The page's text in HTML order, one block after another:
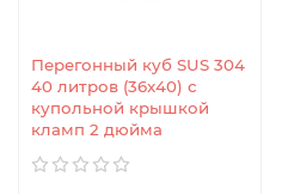
Перегонный куб SUS 304
40 литров (36x40) с
купольной крышкой
кламп 2 дюйма